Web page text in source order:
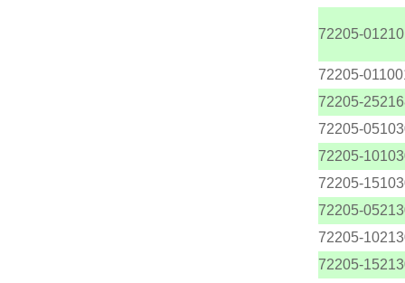
72205-
72205-
72205-
72205-
72205-
72205-
72205-
72205-
72205-